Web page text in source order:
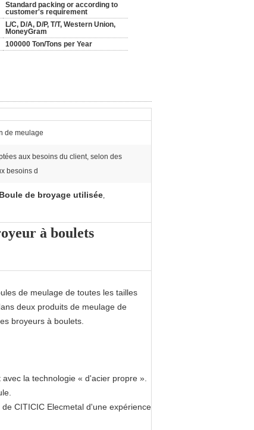
Standard packing or according to
customer's requirement
L/C, D/A, D/P, T/T, Western Union,
MoneyGram
100000 Ton/Tons per Year
de meulage
aux besoins du client, selon des
besoins d
Boule de broyage utilisée,
à boulets
de meulage de toutes les tailles
deux produits de meulage de
broyeurs à boulets.
la technologie « d'acier propre ».
CITICIC Elecmetal d'une expérience